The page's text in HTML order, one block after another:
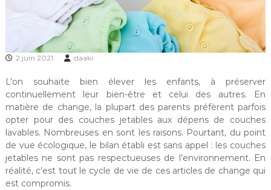
2 juin 2021 daaki
L’on souhaite bien élever les enfants, à préserver
continuellement leur bien-être et celui des autres. En
matière de change, la plupart des parents préfèrent parfois
opter pour des couches jetables aux dépens de couches
lavables. Nombreuses en sont les raisons. Pourtant, du point
de vue écologique, le bilan établi est sans appel : les couches
jetables ne sont pas respectueuses de l’environnement. En
réalité, c’est tout le cycle de vie de ces articles de change qui
est compromis.